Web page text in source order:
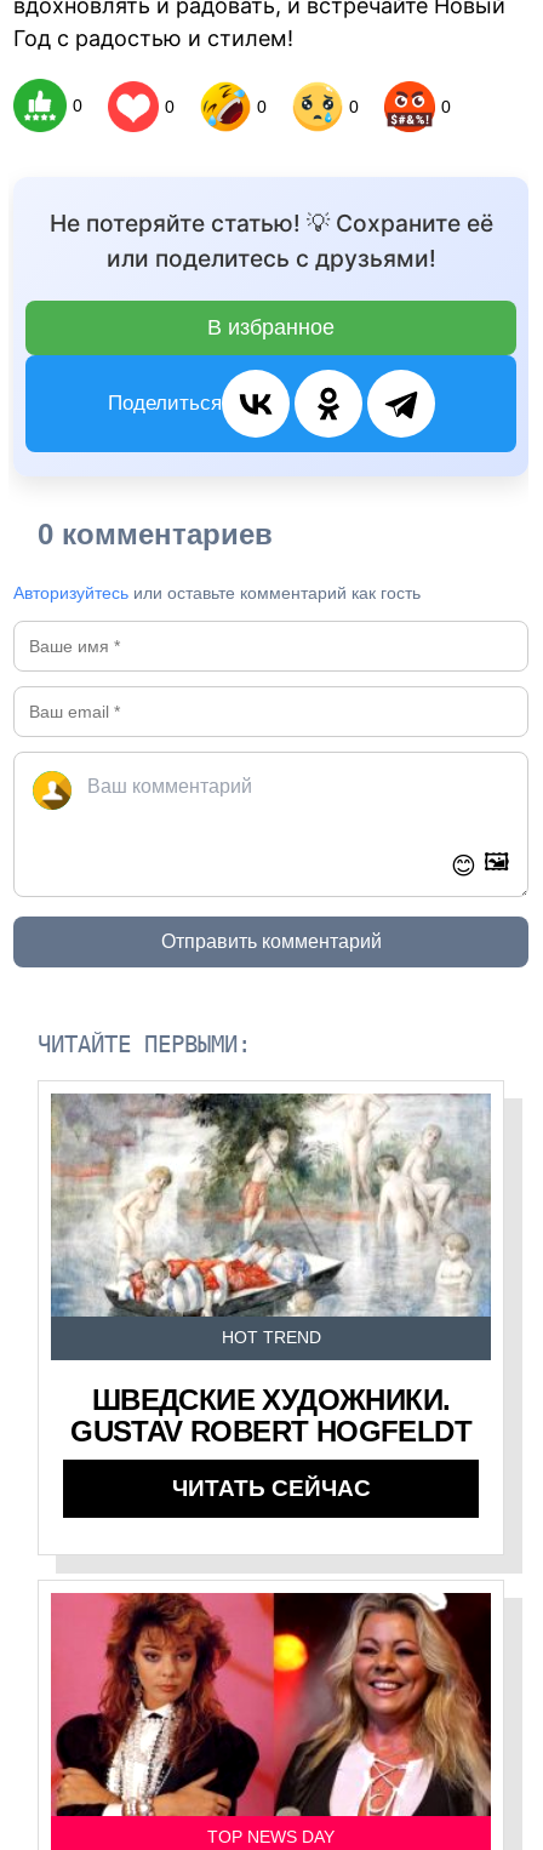
вдохновлять и радовать, и встречайте Новый
Год с радостью и стилем!
0 0 0 0 0
Не потеряйте статью! 💡 Сохраните её
или поделитесь с друзьями!
В избранное
Поделиться
0 комментариев
Авторизуйтесь или оставьте комментарий как гость
😊 🖼️
Отправить комментарий
ЧИТАЙТЕ ПЕРВЫМИ:
HOT TREND
ШВЕДСКИЕ ХУДОЖНИКИ.
GUSTAV ROBERT HOGFELDT
ЧИТАТЬ СЕЙЧАС
TOP NEWS DAY